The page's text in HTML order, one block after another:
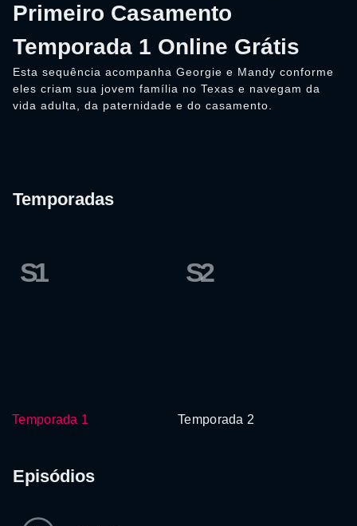
Primeiro Casamento
Temporada 1 Online Grátis
Esta sequência acompanha Georgie e Mandy conforme
eles criam sua jovem família no Texas e navegam da
vida adulta, da paternidade e do casamento.
Temporadas
S1
Temporada 1
S2
Temporada 2
Episódios